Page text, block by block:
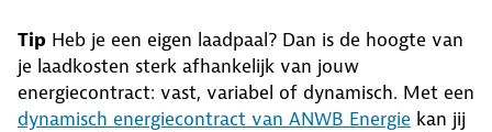
Tip Heb je een eigen laadpaal? Dan is de hoogte van
je laadkosten sterk afhankelijk van jouw
energiecontract: vast, variabel of dynamisch. Met een
dynamisch energiecontract van ANWB Energie kan jij